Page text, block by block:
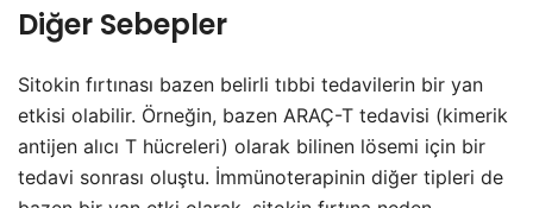
Diğer Sebepler
Sitokin fırtınası bazen belirli tıbbi tedavilerin bir yan
etkisi olabilir. Örneğin, bazen ARAÇ-T tedavisi (kimerik
antijen alıcı T hücreleri) olarak bilinen lösemi için bir
tedavi sonrası oluştu. İmmünoterapinin diğer tipleri de